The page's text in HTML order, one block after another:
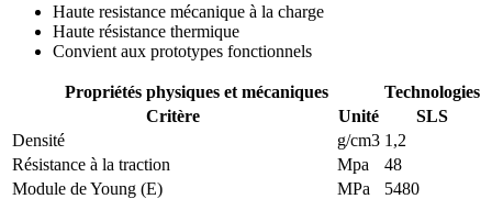
Haute resistance mécanique à la charge
Haute résistance thermique
Convient aux prototypes fonctionnels
Propriétés physiques et mécaniques
Technologies
Critère
Unité
SLS
Densité
g/cm3 1,2
Résistance à la traction
Mpa
48
Module de Young (E)
MPa
5480